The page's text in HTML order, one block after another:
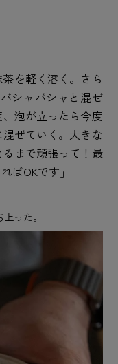
を軽く溶く。さら
シャバシャと混ぜ
泡が立ったら今度
ぜていく。大きな
まで頑張って！最
ばOKです」
った。